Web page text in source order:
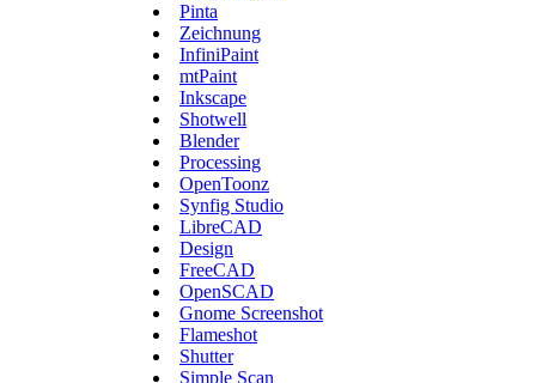
Pinta
Zeichnung
InfiniPaint
mtPaint
Inkscape
Shotwell
Blender
Processing
OpenToonz
Synfig Studio
LibreCAD
Design
FreeCAD
OpenSCAD
Gnome Screenshot
Flameshot
Shutter
Simple Scan